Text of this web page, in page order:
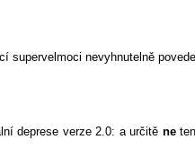
supervelmoci nevyhnutelně povede
deprese verze 2.0: a určitě neten